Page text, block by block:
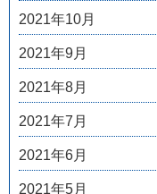
2021年10月
2021年9月
2021年8月
2021年7月
2021年6月
2021年5月